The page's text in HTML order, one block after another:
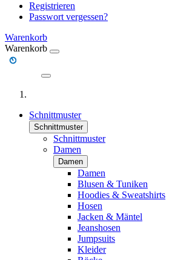
Registrieren
Passwort vergessen?
Warenkorb
Warenkorb
Schnittmuster
Schnittmuster
Schnittmuster
Damen
Damen
Damen
Blusen & Tuniken
Hoodies & Sweatshirts
Hosen
Jacken & Mäntel
Jeanshosen
Jumpsuits
Kleider